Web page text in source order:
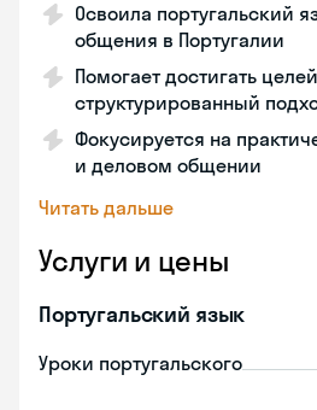
Освоила португальский
общения в Португалии
Помогает достигать
структурированный
Фокусируется на
и деловом общении
Читать дальше
Услуги и цены
Португальский язык
Уроки португальского